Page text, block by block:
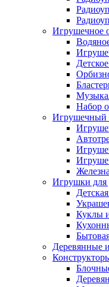
Игрушечное
Набор
Игрушечный
Игрушки для
Куклы
Деревянные